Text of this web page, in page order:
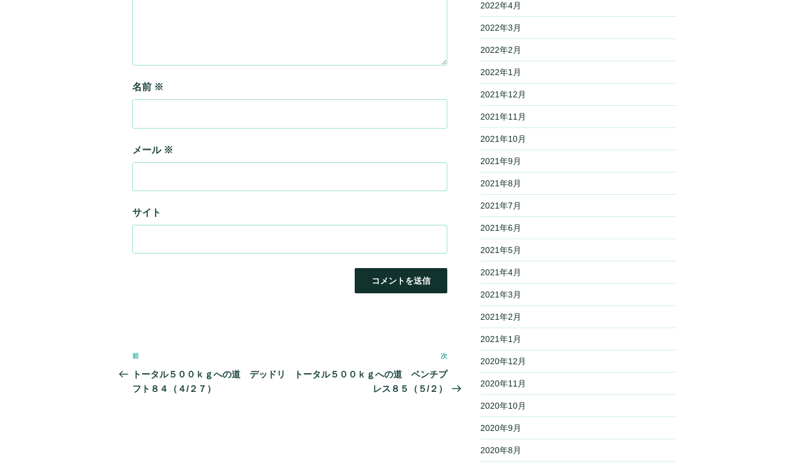
名前 ※
メール ※
サイト
投
稿
ナ
前
の
投
前
トータル５００ｋｇへの道 デッドリ
フト８４（４/２７）
次
の
投
次
トータル５００ｋｇへの道 ベンチプ
レス８５（５/２）
2022年4月
2022年3月
2022年2月
2022年1月
2021年12月
2021年11月
2021年10月
2021年9月
2021年8月
2021年7月
2021年6月
2021年5月
2021年4月
2021年3月
2021年2月
2021年1月
2020年12月
2020年11月
2020年10月
2020年9月
2020年8月